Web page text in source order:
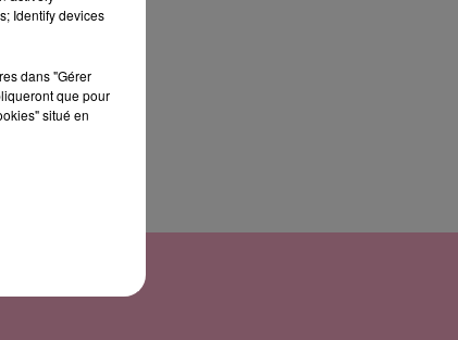
Identify devices
dans "Gérer
que pour
situé en